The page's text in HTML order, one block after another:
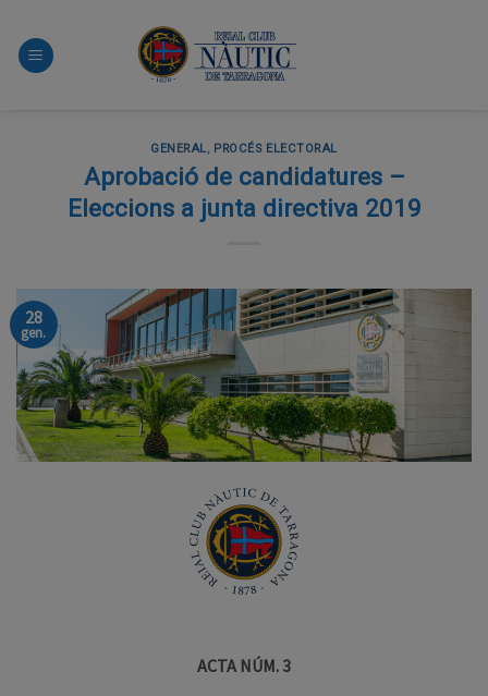
content
GENERAL, PROCÉS ELECTORAL
Aprobació de candidatures –
Eleccions a junta directiva 2019
28
gen.
ACTA NÚM. 3